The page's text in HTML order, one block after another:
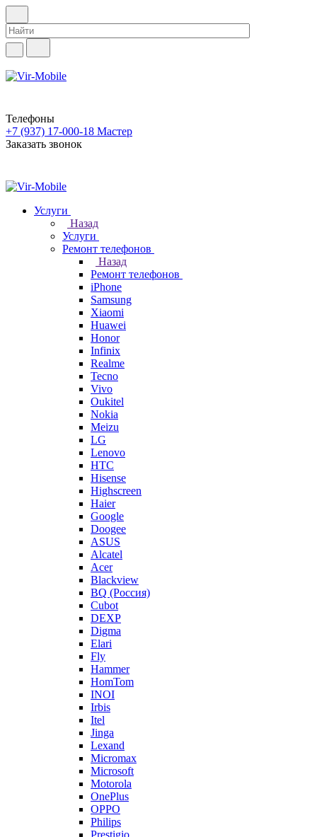
Телефоны
+7 (937) 17-000-18 Мастер
Заказать звонок
Услуги
Назад
Услуги
Ремонт телефонов
Назад
Ремонт телефонов
iPhone
Samsung
Xiaomi
Huawei
Honor
Infinix
Realme
Tecno
Vivo
Oukitel
Nokia
Meizu
LG
Lenovo
HTC
Hisense
Highscreen
Haier
Google
Doogee
ASUS
Alcatel
Acer
Blackview
BQ (Россия)
Cubot
DEXP
Digma
Elari
Fly
Hammer
HomTom
INOI
Irbis
Itel
Jinga
Lexand
Micromax
Microsoft
Motorola
OnePlus
OPPO
Philips
Prestigio